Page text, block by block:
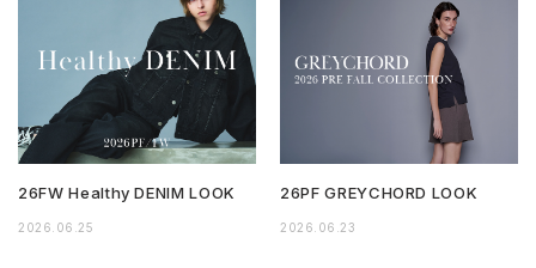
26FW Healthy DENIM LOOK
2026.06.25
26PF GREYCHORD LOOK
2026.06.23